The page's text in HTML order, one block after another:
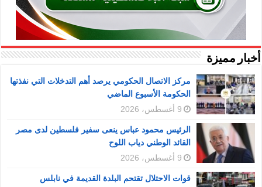
أخبار مميزة
مركز الاتصال الحكومي يرصد أهم التدخلات التي نفذتها
الحكومة الأسبوع الماضي
9 أغسطس، 2026
الرئيس محمود عباس ينعى سفير فلسطين لدى مصر
القائد الوطني دياب اللوح
9 أغسطس، 2026
قوات الاحتلال تقتحم البلدة القديمة في نابلس